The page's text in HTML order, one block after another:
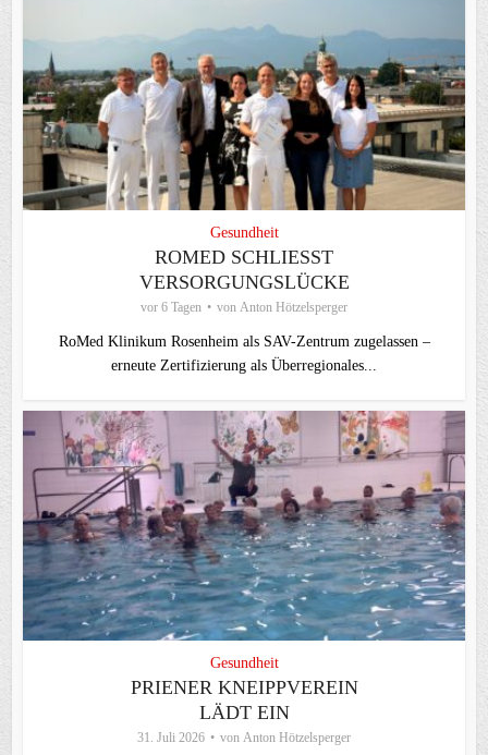
Gesundheit
ROMED SCHLIESST V
ERSORGUNGSLÜCKE
vor 6 Tagen von Anton Hötzelsperger
RoMed Klinikum Rosenheim als SAV-Zentrum zugelassen –
erneute Zertifizierung als Überregionales...
Gesundheit
PRIENER KNEIPPVEREIN
LÄDT EIN
31. Juli 2026 von Anton Hötzelsperger